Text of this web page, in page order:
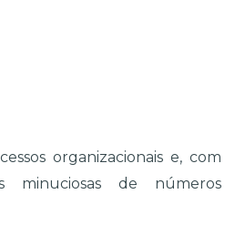
organizacionais e, com
minuciosas de números